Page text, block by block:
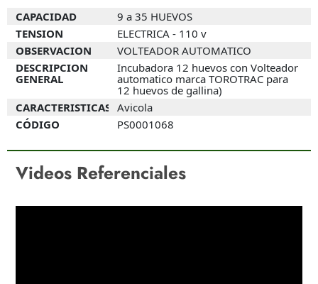
CAPACIDAD
9 a 35 HUEVOS
TENSION
ELECTRICA - 110 v
OBSERVACION
VOLTEADOR AUTOMATICO
DESCRIPCION
GENERAL
Incubadora 12 huevos con Volteador
automatico marca TOROTRAC para
12 huevos de gallina)
CARACTERISTICAS Avicola
CÓDIGO
PS0001068
Videos Referenciales